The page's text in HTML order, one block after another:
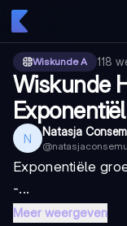
Wiskunde A 118
Wiskunde
N Natasja
@
Exponentiële
-...
Meer weergeven